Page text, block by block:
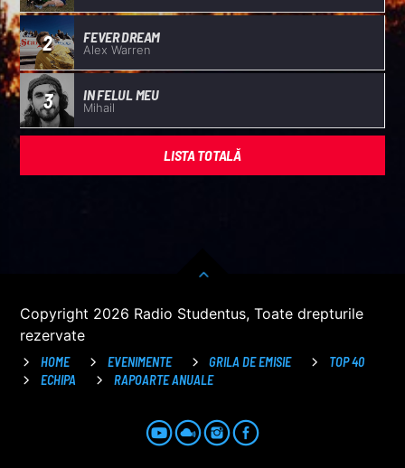
2 FEVER DREAM
Alex Warren
3 IN FELUL MEU
Mihail
LISTA TOTALĂ
Copyright 2026 Radio Studentus, Toate drepturile
rezervate
HOME EVENIMENTE GRILA DE EMISIE
TOP 40
ECHIPA
RAPOARTE ANUALE